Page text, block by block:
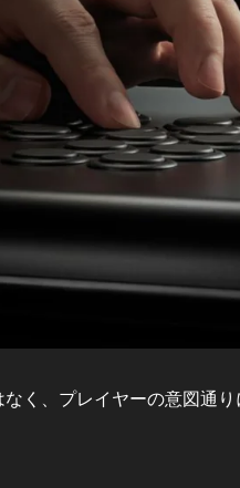
く、プレイヤーの意図通